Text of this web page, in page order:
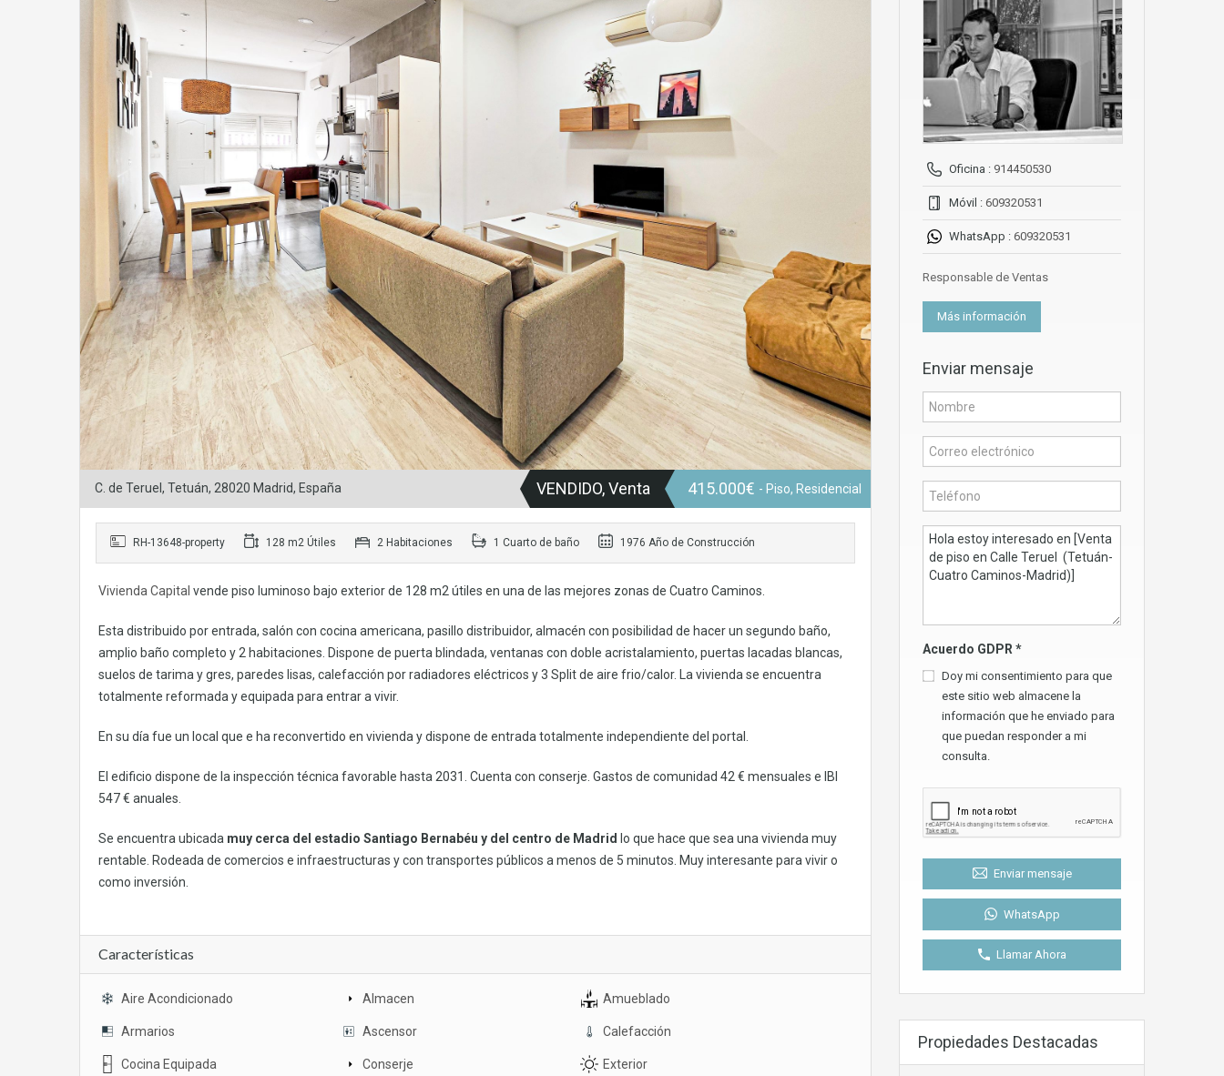
C. de Teruel, Tetuán, 28020 Madrid, España VENDIDO, Venta 415.000€ - Piso, Residencial
RH-13648-property 128 m2 Útiles 2 Habitaciones 1 Cuarto de baño 1976 Año de Construcción
Vivienda Capital vende piso luminoso bajo exterior de 128 m2 útiles en una de las mejores zonas de Cuatro Caminos.
Esta distribuido por entrada, salón con cocina americana, pasillo distribuidor, almacén con posibilidad de hacer un segundo baño,
amplio baño completo y 2 habitaciones. Dispone de puerta blindada, ventanas con doble acristalamiento, puertas lacadas blancas,
suelos de tarima y gres, paredes lisas, calefacción por radiadores eléctricos y 3 Split de aire frio/calor. La vivienda se encuentra
totalmente reformada y equipada para entrar a vivir.
En su día fue un local que e ha reconvertido en vivienda y dispone de entrada totalmente independiente del portal.
El edificio dispone de la inspección técnica favorable hasta 2031. Cuenta con conserje. Gastos de comunidad 42 € mensuales e IBI
547 € anuales.
Se encuentra ubicada muy cerca del estadio Santiago Bernabéu y del centro de Madrid lo que hace que sea una vivienda muy
rentable. Rodeada de comercios e infraestructuras y con transportes públicos a menos de 5 minutos. Muy interesante para vivir o
como inversión.
Características
Aire Acondicionado Almacen Amueblado
Armarios Ascensor Calefacción
Cocina Equipada Conserje Exterior
Oficina : 914450530
Móvil : 609320531
WhatsApp : 609320531
Responsable de Ventas
Más información
Enviar mensaje
Acuerdo GDPR *
Doy mi consentimiento para que
este sitio web almacene la
información que he enviado para
que puedan responder a mi
consulta.
Enviar mensaje
WhatsApp
Llamar Ahora
Propiedades Destacadas